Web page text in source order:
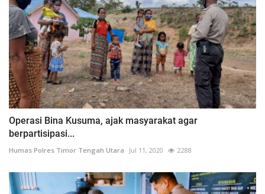
Operasi Bina Kusuma, ajak masyarakat agar
berpartisipasi...
Humas Polres Timor Tengah Utara Jul 11, 2020 2288